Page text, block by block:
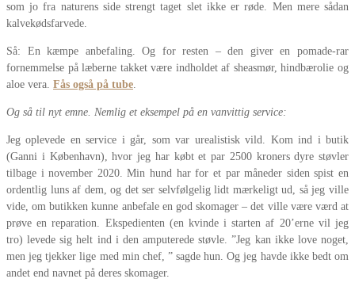
som jo fra naturens side strengt taget slet ikke er røde. Men mere sådan
kalvekødsfarvede.
Så: En kæmpe anbefaling. Og for resten – den giver en pomade-rar
fornemmelse på læberne takket være indholdet af sheasmør, hindbærolie og
aloe vera. Fås også på tube.
Og så til nyt emne. Nemlig et eksempel på en vanvittig service:
Jeg oplevede en service i går, som var urealistisk vild. Kom ind i butik
(Ganni i København), hvor jeg har købt et par 2500 kroners dyre støvler
tilbage i november 2020. Min hund har for et par måneder siden spist en
ordentlig luns af dem, og det ser selvfølgelig lidt mærkeligt ud, så jeg ville
vide, om butikken kunne anbefale en god skomager – det ville være værd at
prøve en reparation. Ekspedienten (en kvinde i starten af 20’erne vil jeg
tro) levede sig helt ind i den amputerede støvle. ”Jeg kan ikke love noget,
men jeg tjekker lige med min chef, ” sagde hun. Og jeg havde ikke bedt om
andet end navnet på deres skomager.